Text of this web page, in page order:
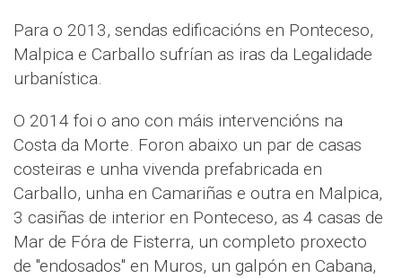
Para o 2013, sendas edificacións en Ponteceso,
Malpica e Carballo sufrían as iras da Legalidade
urbanística.
O 2014 foi o ano con máis intervencións na
Costa da Morte. Foron abaixo un par de casas
costeiras e unha vivenda prefabricada en
Carballo, unha en Camariñas e outra en Malpica,
3 casiñas de interior en Ponteceso, as 4 casas de
Mar de Fóra de Fisterra, un completo proxecto
de "endosados" en Muros, un galpón en Cabana,